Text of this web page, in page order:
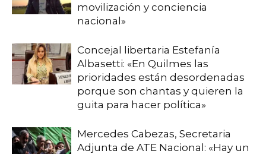
movilización y conciencia
nacional»
Concejal libertaria Estefanía
Albasetti: «En Quilmes las
prioridades están desordenadas
porque son chantas y quieren la
guita para hacer política»
Mercedes Cabezas, Secretaria
Adjunta de ATE Nacional: «Hay un